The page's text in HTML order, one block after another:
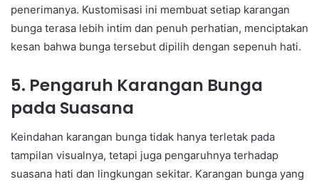
penerimanya. Kustomisasi ini membuat setiap karangan
bunga terasa lebih intim dan penuh perhatian, menciptakan
kesan bahwa bunga tersebut dipilih dengan sepenuh hati.
5. Pengaruh Karangan Bunga
pada Suasana
Keindahan karangan bunga tidak hanya terletak pada
tampilan visualnya, tetapi juga pengaruhnya terhadap
suasana hati dan lingkungan sekitar. Karangan bunga yang